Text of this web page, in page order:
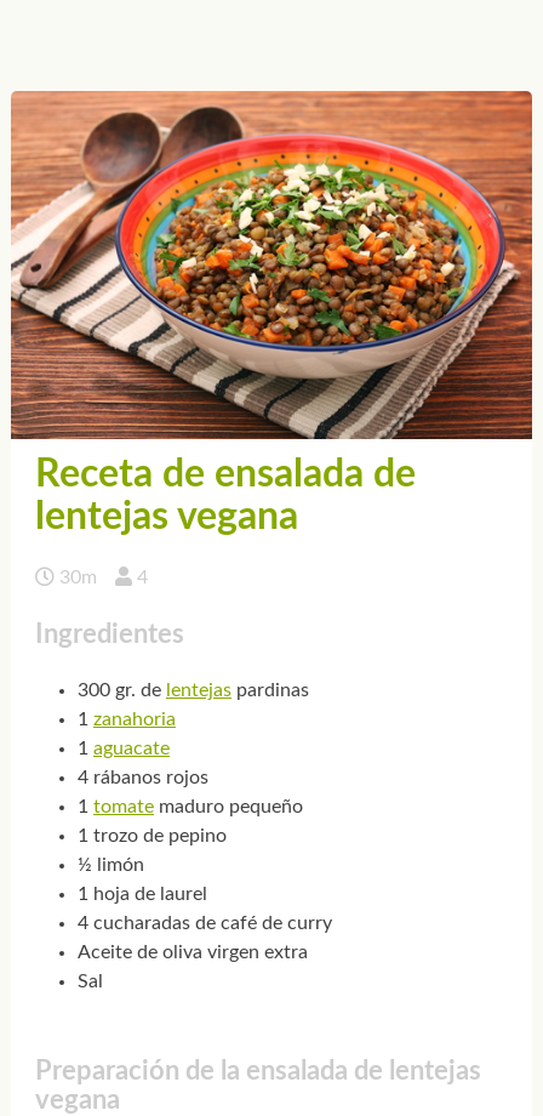
Receta de ensalada de
lentejas vegana
30m 4
Ingredientes
300 gr. de lentejaspardinas
1 zanahoria
1 aguacate
4 rábanos rojos
1 tomatemaduro pequeño
1 trozo de pepino
½ limón
1 hoja de laurel
4 cucharadas de café de curry
Aceite de oliva virgen extra
Sal
Preparación de la ensalada de lentejas
vegana